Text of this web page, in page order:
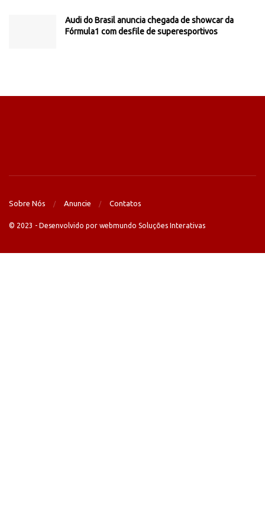
Audi do Brasil anuncia chegada de showcar da
Fórmula1 com desfile de superesportivos
Sobre Nós Anuncie Contatos
© 2023 - Desenvolvido por webmundo Soluções Interativas